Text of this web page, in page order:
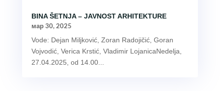
BINA ŠETNJA – JAVNOST ARHITEKTURE
мар 30, 2025
Vode: Dejan Miljković, Zoran Radojičić, Goran
Vojvodić, Verica Krstić, Vladimir LojanicaNedelja,
27.04.2025, od 14.00...